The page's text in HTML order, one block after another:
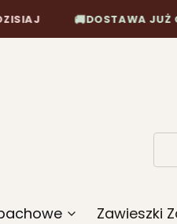
🚚DOSTAWA JUŻ OD 10,90
Zawieszki